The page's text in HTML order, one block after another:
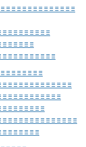
≡ ≡ ≡ ≡ ≡ ≡ ≡ ≡ ≡ ≡ ≡ ≡ ≡
≡ ≡ ≡ ≡ ≡ ≡ ≡ ≡ ≡
≡ ≡ ≡ ≡ ≡ ≡
≡ ≡ ≡ ≡ ≡ ≡ ≡ ≡ ≡ ≡
≡ ≡ ≡ ≡ ≡ ≡ ≡
≡ ≡ ≡ ≡ ≡ ≡ ≡ ≡ ≡ ≡ ≡ ≡ ≡
≡ ≡ ≡ ≡ ≡ ≡ ≡ ≡ ≡ ≡ ≡
≡ ≡ ≡ ≡ ≡ ≡ ≡ ≡
≡ ≡ ≡ ≡ ≡ ≡ ≡ ≡ ≡ ≡ ≡ ≡ ≡ ≡
≡ ≡ ≡ ≡ ≡ ≡ ≡